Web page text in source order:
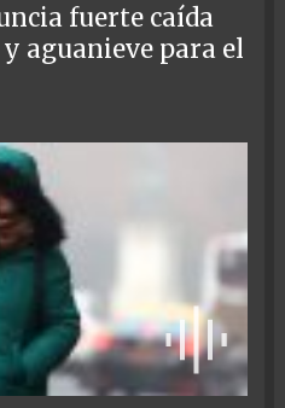
fuerte caída
aguanieve para el